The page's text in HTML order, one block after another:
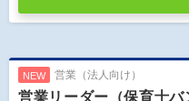
NEW 営業（法人向け）
営業リーダー（保育士